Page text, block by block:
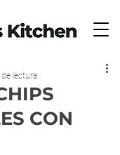
CON
lectura